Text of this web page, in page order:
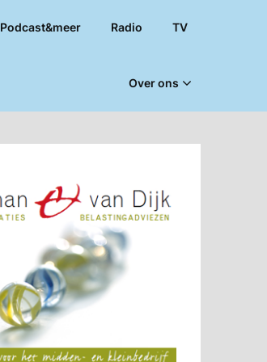
Podcast&meer Radio TV
Over ons